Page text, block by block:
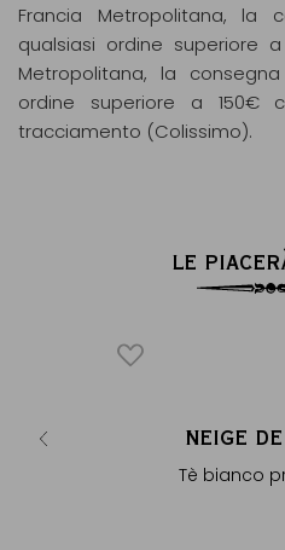
Francia Metropolitana, la
qualsiasi ordine superiore
Metropolitana, la
ordine superiore a 150€
tracciamento (Colissimo).
LE
NEIGE
Tè bianco